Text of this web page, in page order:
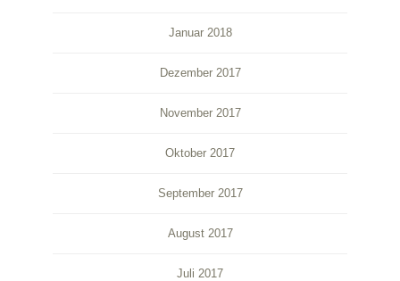
Januar 2018
Dezember 2017
November 2017
Oktober 2017
September 2017
August 2017
Juli 2017